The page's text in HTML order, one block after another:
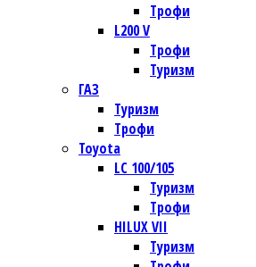
Трофи
L200 V
Трофи
Туризм
ГАЗ
Туризм
Трофи
Toyota
LC 100/105
Туризм
Трофи
HILUX VII
Туризм